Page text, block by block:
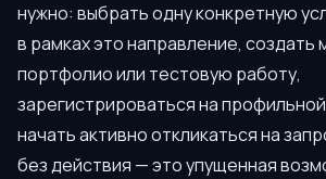
нужно: выбрать одну конкретную
в рамках это направление, создать
портфолио или тестовую работу,
зарегистрироваться на
начать активно откликаться на
без действия — это упущенная